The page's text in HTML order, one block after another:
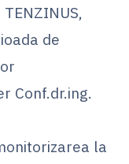
de
Conf.dr.ing.
la